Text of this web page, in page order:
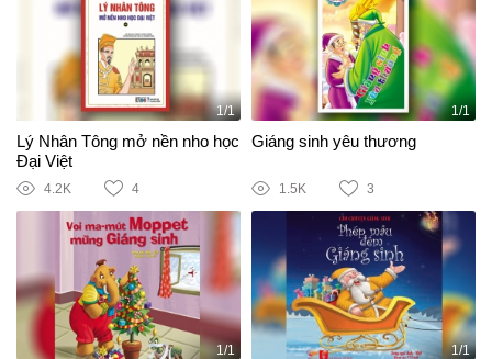
1/1
Lý Nhân Tông mở nền nho học
Đại Việt
4.2K 4
1/1
Giáng sinh yêu thương
1.5K 3
1/1 1/1